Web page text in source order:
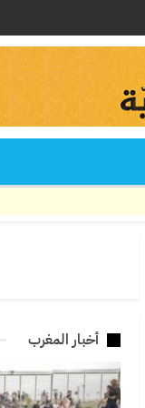
أخبار المغرب